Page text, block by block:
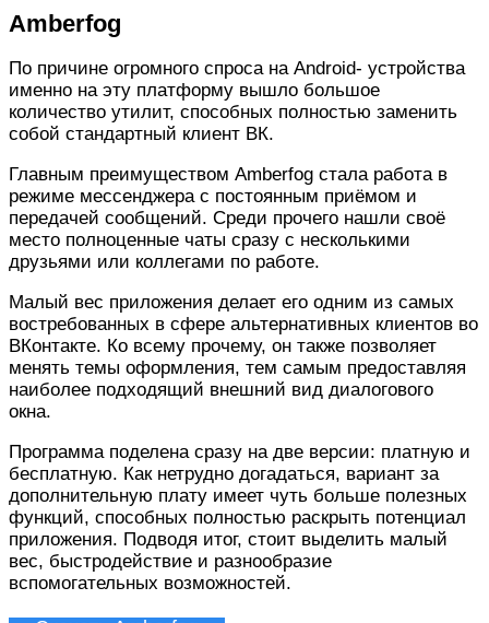
Amberfog
По причине огромного спроса на Android- устройства
именно на эту платформу вышло большое
количество утилит, способных полностью заменить
собой стандартный клиент ВК.
Главным преимуществом Amberfog стала работа в
режиме мессенджера с постоянным приёмом и
передачей сообщений. Среди прочего нашли своё
место полноценные чаты сразу с несколькими
друзьями или коллегами по работе.
Малый вес приложения делает его одним из самых
востребованных в сфере альтернативных клиентов во
ВКонтакте. Ко всему прочему, он также позволяет
менять темы оформления, тем самым предоставляя
наиболее подходящий внешний вид диалогового
окна.
Программа поделена сразу на две версии: платную и
бесплатную. Как нетрудно догадаться, вариант за
дополнительную плату имеет чуть больше полезных
функций, способных полностью раскрыть потенциал
приложения. Подводя итог, стоит выделить малый
вес, быстродействие и разнообразие
вспомогательных возможностей.